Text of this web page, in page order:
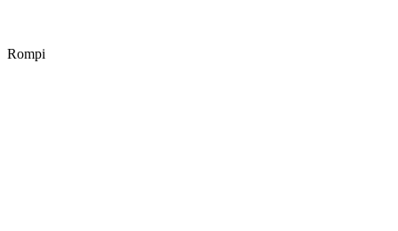
Rompi